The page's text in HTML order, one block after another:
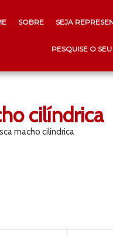
SOBRE SEJA
PESQUISE O
cilíndrica
macho cilíndrica